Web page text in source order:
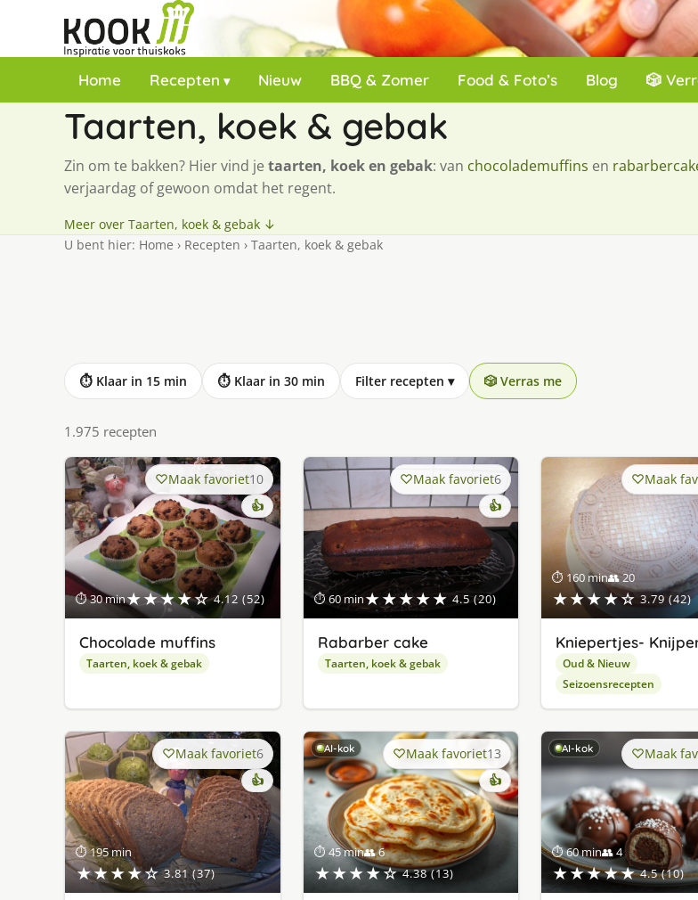
Home Recepten Nieuw BBQ & Zomer Food & Foto’s Blog 🎲
Taarten, koek & gebak
Zin om te bakken? Hier vind je taarten, koek en gebak: van chocolademuffins en
verjaardag of gewoon omdat het regent.
Meer over Taarten, koek & gebak ↓
U bent hier: Home › Recepten › Taarten, koek & gebak
⏱ Klaar in 15 min ⏱ Klaar in 30 min Filter recepten ▾ 🎲 Verras me
1.975 recepten
⏱ 30 min★★★★☆ 4.12 (52)
Maak favoriet10
👍
Chocolade muffins
Taarten, koek & gebak
⏱ 60 min★★★★★ 4.5 (20)
Maak favoriet6
👍
Rabarber cake
Taarten, koek & gebak
⏱ 160 min👥 20
★★★★☆ 3.79 (42)
Maak
Kniepertjes-
Oud & Nieuw
Seizoensrecepten
⏱ 195 min
★★★★☆ 3.81 (37)
Maak favoriet6
👍
AI-kok
⏱ 45 min👥 6
★★★★☆ 4.38 (13)
Maak favoriet13
👍
AI-kok
⏱ 60 min👥 4
★★★★★ 4.5 (10)
Maak